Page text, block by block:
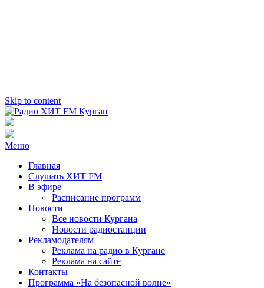
Skip to content
Радио ХИТ FM Курган
103.2 FM
Меню
Главная
Слушать ХИТ FM
В эфире
Расписание программ
Новости
Все новости Кургана
Новости радиостанции
Рекламодателям
Реклама на радио в Кургане
Реклама на сайте
Контакты
Программа «На безопасной волне»